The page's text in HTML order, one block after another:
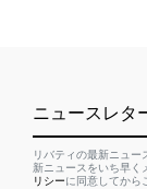
ニュースレタ
リバティの最新ニュ
新ニュースをいち早く
リシーに同意してから